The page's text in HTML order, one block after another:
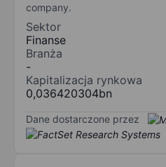
company.
Sektor
Finanse
Branża
-
Kapitalizacja rynkowa
0,036420304bn
Dane dostarczone przez